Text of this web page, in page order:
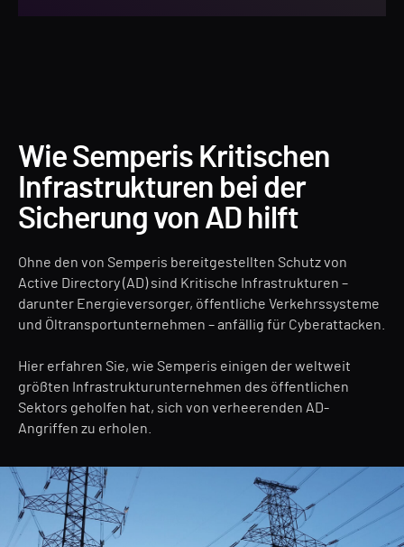
Wie Semperis Kritischen
Infrastrukturen bei der
Sicherung von AD hilft
Ohne den von Semperis bereitgestellten Schutz von
Active Directory (AD) sind Kritische Infrastrukturen –
darunter Energieversorger, öffentliche Verkehrssysteme
und Öltransportunternehmen – anfällig für Cyberattacken.
Hier erfahren Sie, wie Semperis einigen der weltweit
größten Infrastrukturunternehmen des öffentlichen
Sektors geholfen hat, sich von verheerenden AD-
Angriffen zu erholen.